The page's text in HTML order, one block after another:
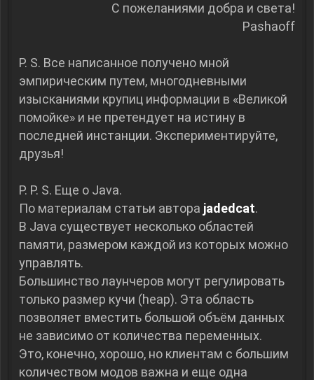
С пожеланиями добра и света!
Pashaoff
P. S. Все написанное получено мной
эмпирическим путем, многодневными
изысканиями крупиц информации в «Великой
помойке» и не претендует на истину в
последней инстанции. Экспериментируйте,
друзья!
P. P. S. Еще о Java.
По материалам статьи автора jadedcat.
В Java существует несколько областей
памяти, размером каждой из которых можно
управлять.
Большинство лаунчеров могут регулировать
только размер кучи (heap). Эта область
позволяет вместить большой объём данных
не зависимо от количества переменных.
Это, конечно, хорошо, но клиентам с большим
количеством модов важна и еще одна